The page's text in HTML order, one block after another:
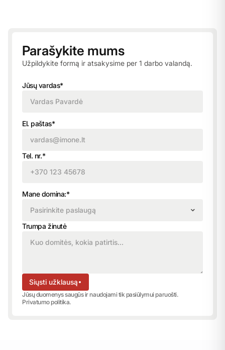
Parašykite mums
Užpildykite formą ir atsakysime per 1 darbo valandą.
Jūsų vardas*
El. paštas*
Tel. nr.*
Mane domina:*
Pasirinkite paslaugą
Trumpa žinutė
Siųsti užklausą
Jūsų duomenys saugūs ir naudojami tik pasiūlymui paruošti.
Privatumo politika.